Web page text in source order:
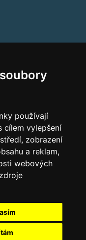
používají
cílem vylepšení
zobrazení
a reklam,
webových